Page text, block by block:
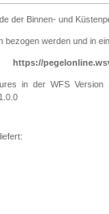
der Binnen- und
werden und in
https://
in der WFS